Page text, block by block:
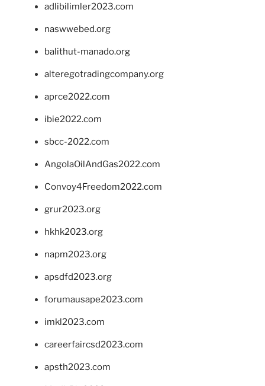
adlibilimler2023.com
naswwebed.org
balithut-manado.org
alteregotradingcompany.org
aprce2022.com
ibie2022.com
sbcc-2022.com
AngolaOilAndGas2022.com
Convoy4Freedom2022.com
grur2023.org
hkhk2023.org
napm2023.org
apsdfd2023.org
forumausape2023.com
imkl2023.com
careerfaircsd2023.com
apsth2023.com